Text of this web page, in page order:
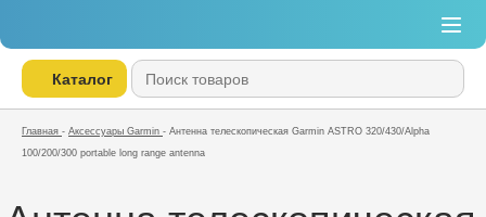
Каталог
Главная - Аксессуары Garmin - Антенна телескопическая Garmin ASTRO 320/430/Alpha
100/200/300 portable long range antenna